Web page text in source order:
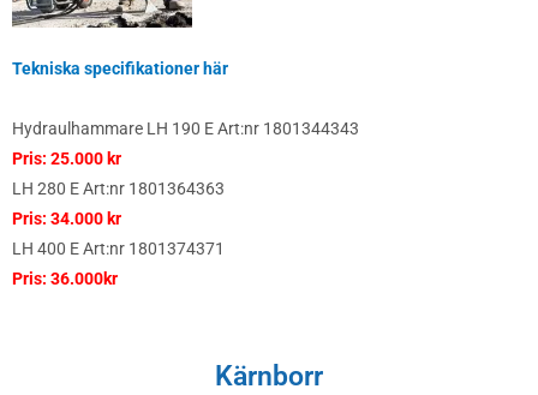
Tekniska specifikationer här
Hydraulhammare LH 190 E Art:nr 1801344343
Pris: 25.000 kr
LH 280 E Art:nr 1801364363
Pris: 34.000 kr
LH 400 E Art:nr 1801374371
Pris: 36.000kr
Kärnborr